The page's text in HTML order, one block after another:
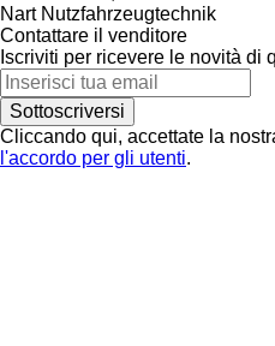
Nart Nutzfahrzeugtechnik
Contattare il venditore
Iscriviti per ricevere le novità di
Sottoscriversi
Cliccando qui, accettate la
l'accordo per gli utenti.